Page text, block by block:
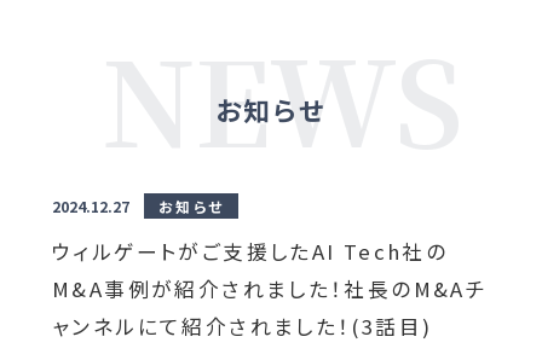
お知らせ
2024.12.27 お知らせ
ウィルゲートがご支援したAI Tech社の
M&A事例が紹介されました！社長のM&Aチ
ャンネルにて紹介されました！(3話目)